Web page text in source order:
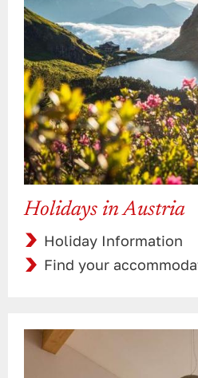
Holidays in Austria
Holiday Information
Find your